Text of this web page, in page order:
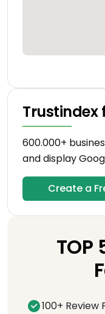
Trustindex
600.000+
and display
Create a
TOP
100+